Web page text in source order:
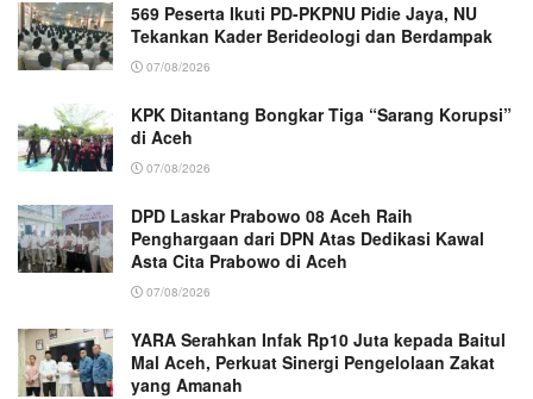
569 Peserta Ikuti PD-PKPNU Pidie Jaya, NU
Tekankan Kader Berideologi dan Berdampak
07/08/2026
KPK Ditantang Bongkar Tiga “Sarang Korupsi”
di Aceh
07/08/2026
DPD Laskar Prabowo 08 Aceh Raih
Penghargaan dari DPN Atas Dedikasi Kawal
Asta Cita Prabowo di Aceh
07/08/2026
YARA Serahkan Infak Rp10 Juta kepada Baitul
Mal Aceh, Perkuat Sinergi Pengelolaan Zakat
yang Amanah ‎